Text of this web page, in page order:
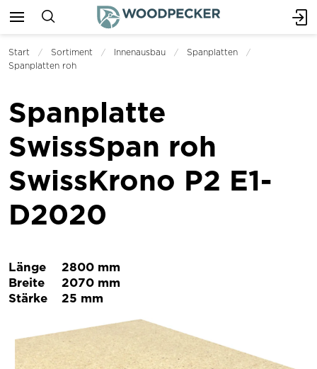
Start Sortiment Innenausbau
Spanplatten
Spanplatten roh
Spanplatte
SwissSpan roh
SwissKrono P2 E1-
D2020
Länge
2800 mm
Breite
2070 mm
Stärke
25 mm